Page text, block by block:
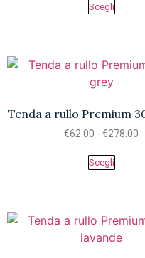
Scegli
Tenda a rullo Premium
€62.00 - €278.00
Scegli